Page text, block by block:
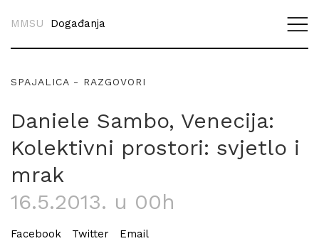
MMSU Događanja
SPAJALICA - RAZGOVORI
Daniele Sambo, Venecija:
Kolektivni prostori: svjetlo i
mrak
16.5.2013. u 00h
Facebook Twitter Email